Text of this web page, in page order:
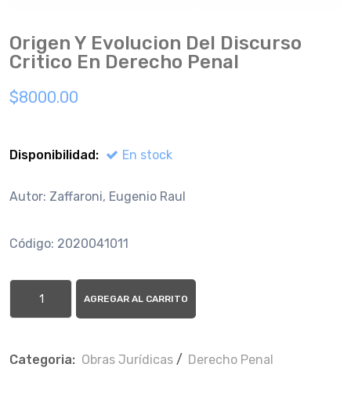
Origen Y Evolucion Del Discurso
Cri­tico En Derecho Penal
$8000.00
Disponibilidad: En stock
Autor: Zaffaroni, Eugenio Raul
Código: 2020041011
AGREGAR AL CARRITO
Categoria: Obras Jurí­dicas / Derecho Penal